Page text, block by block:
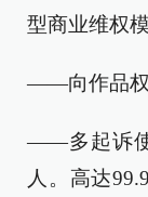
型商业维权
——向作品权
——多起诉
人。高达